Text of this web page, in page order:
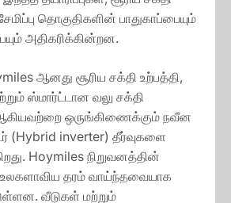
தொகுதிகளின் பாதுகாப்பையும்
அதிகரிக்கின்றன.
ஆனது சூரிய சக்தி உற்பத்தி,
ஸ்மார்ட்டான வலு சக்தி
ஒருங்கிணைக்கும் நவீன
(Hybrid inverter) தீர்வுகளை
Hoymiles நிறுவனத்தின்
தரம் வாய்ந்தவையாக
வீடுகள் மற்றும்